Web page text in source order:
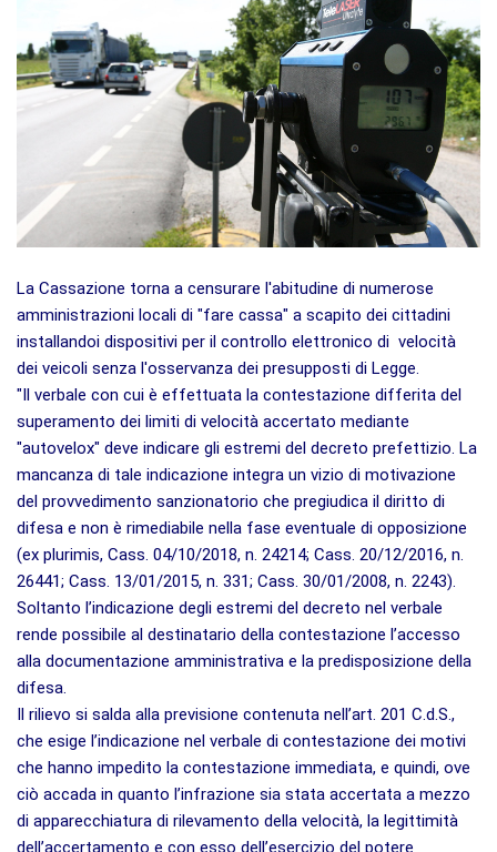
La Cassazione torna a censurare l'abitudine di numerose
amministrazioni locali di "fare cassa" a scapito dei cittadini
installandoi dispositivi per il controllo elettronico di velocità
dei veicoli senza l'osservanza dei presupposti di Legge.
"Il verbale con cui è effettuata la contestazione differita del
superamento dei limiti di velocità accertato mediante
"autovelox" deve indicare gli estremi del decreto prefettizio. La
mancanza di tale indicazione integra un vizio di motivazione
del provvedimento sanzionatorio che pregiudica il diritto di
difesa e non è rimediabile nella fase eventuale di opposizione
(ex plurimis, Cass. 04/10/2018, n. 24214; Cass. 20/12/2016, n.
26441; Cass. 13/01/2015, n. 331; Cass. 30/01/2008, n. 2243).
Soltanto l’indicazione degli estremi del decreto nel verbale
rende possibile al destinatario della contestazione l’accesso
alla documentazione amministrativa e la predisposizione della
difesa.
Il rilievo si salda alla previsione contenuta nell’art. 201 C.d.S.,
che esige l’indicazione nel verbale di contestazione dei motivi
che hanno impedito la contestazione immediata, e quindi, ove
ciò accada in quanto l’infrazione sia stata accertata a mezzo
di apparecchiatura di rilevamento della velocità, la legittimità
dell’accertamento e con esso dell’esercizio del potere